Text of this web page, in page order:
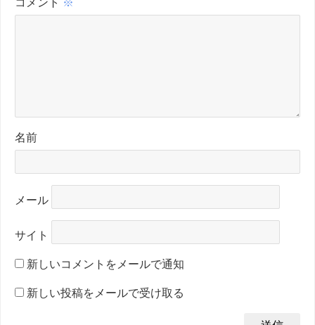
コメント ※
名前
メール
サイト
新しいコメントをメールで通知
新しい投稿をメールで受け取る